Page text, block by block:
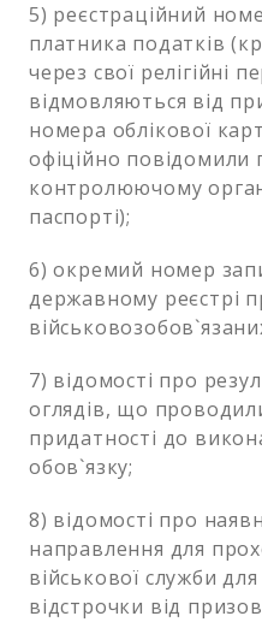
5) реєстраційний
платника податків
через свої релігійні
відмовляються від
номера облікової
офіційно повідомили
контролюючому
паспорті);
6) окремий номер
державному реєстрі
7) відомості про
оглядів, що
придатності до
обов`язку;
8) відомості про
направлення для
військової служби
відстрочки від